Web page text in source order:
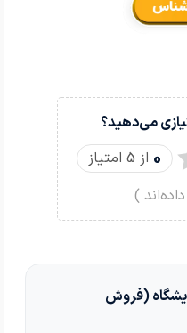
می‌دهید؟
0 از 5 امتیاز
)
(فروش